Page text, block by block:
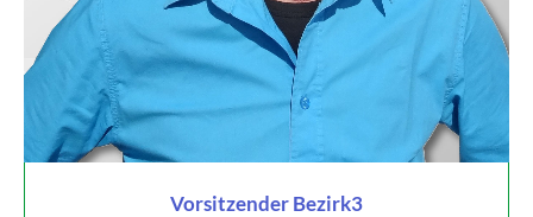
Vorsitzender Bezirk3